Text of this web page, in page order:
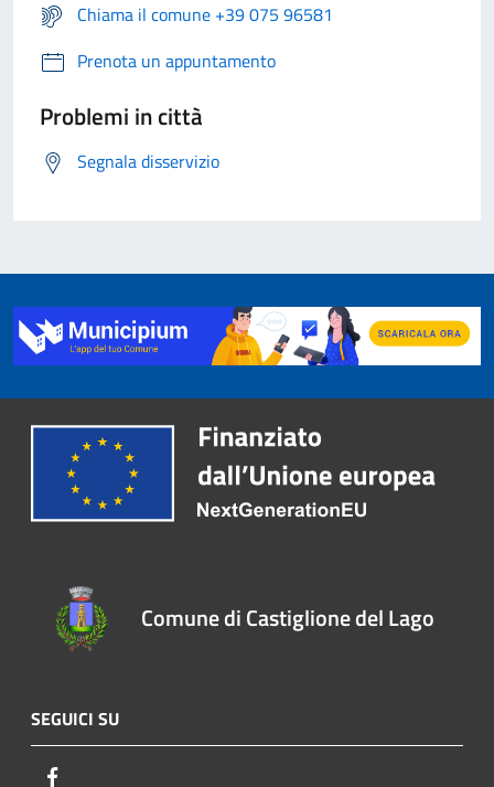
Chiama il comune +39 075 96581
Prenota un appuntamento
Problemi in città
Segnala disservizio
Comune di Castiglione del Lago
SEGUICI SU